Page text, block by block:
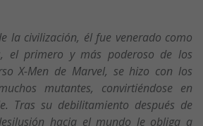
la civilización, él fue venerado como
el primero y más poderoso de los
X-Men de Marvel, se hizo con los
mutantes, convirtiéndose en
Tras su debilitamiento después de
hacia el mundo le obliga a